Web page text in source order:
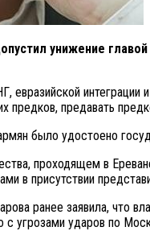
унижение
интеграции
предков, предавать
было удостоено
проходящем в
в присутствии
ранее заявила, что
с угрозами ударов по